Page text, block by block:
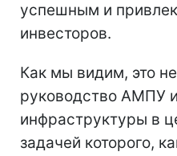
успешным и
инвесторов.
Как мы видим, это
руководство АМПУ
инфраструктуры в
задачей которого,